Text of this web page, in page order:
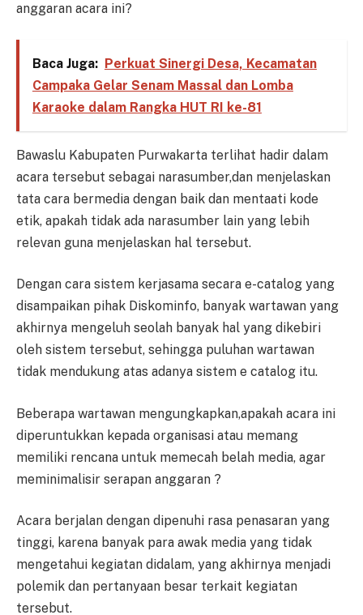
anggaran acara ini?
Baca Juga: Perkuat Sinergi Desa, Kecamatan
Campaka Gelar Senam Massal dan Lomba
Karaoke dalam Rangka HUT RI ke-81
Bawaslu Kabupaten Purwakarta terlihat hadir dalam
acara tersebut sebagai narasumber,dan menjelaskan
tata cara bermedia dengan baik dan mentaati kode
etik, apakah tidak ada narasumber lain yang lebih
relevan guna menjelaskan hal tersebut.
Dengan cara sistem kerjasama secara e-catalog yang
disampaikan pihak Diskominfo, banyak wartawan yang
akhirnya mengeluh seolah banyak hal yang dikebiri
oleh sistem tersebut, sehingga puluhan wartawan
tidak mendukung atas adanya sistem e catalog itu.
Beberapa wartawan mengungkapkan,apakah acara ini
diperuntukkan kepada organisasi atau memang
memiliki rencana untuk memecah belah media, agar
meminimalisir serapan anggaran ?
Acara berjalan dengan dipenuhi rasa penasaran yang
tinggi, karena banyak para awak media yang tidak
mengetahui kegiatan didalam, yang akhirnya menjadi
polemik dan pertanyaan besar terkait kegiatan
tersebut.